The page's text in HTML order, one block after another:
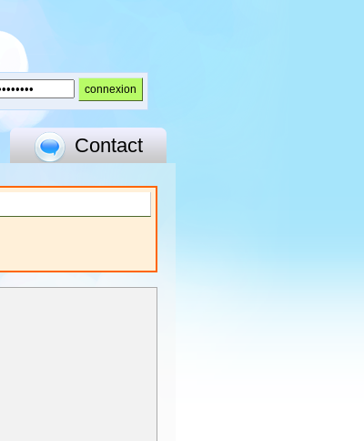
Contact